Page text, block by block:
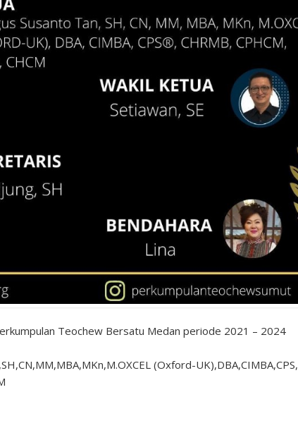
Teochew Bersatu Medan periode 2021 – 2024
(Oxford-UK),DBA,CIMBA,CPS,